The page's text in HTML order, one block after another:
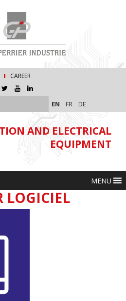
CAREER
EN FR DE
AND ELECTRICAL
EQUIPMENT
MENU
LOGICIEL